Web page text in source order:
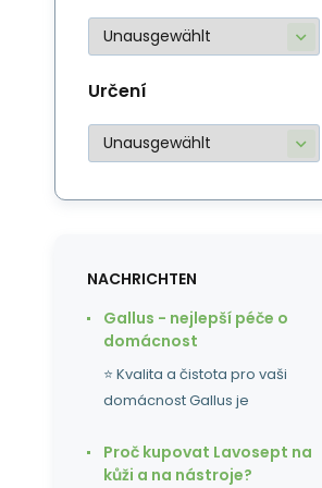
Určení
NACHRICHTEN
Gallus - nejlepší péče o
domácnost
⭐ Kvalita a čistota pro vaši
domácnost Gallus je
Proč kupovat Lavosept na
kůži a na nástroje?